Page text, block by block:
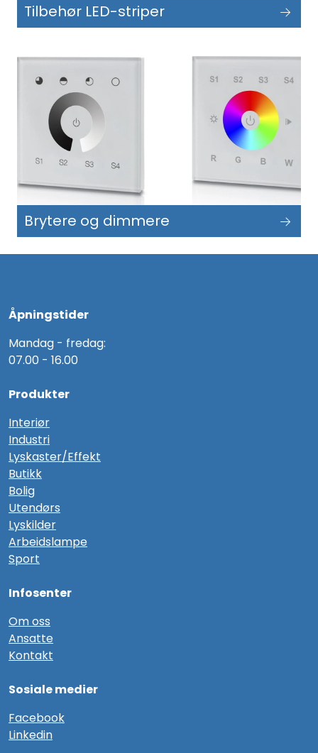
Tilbehør LED-striper
Brytere og dimmere
Åpningstider
Mandag - fredag:
07.00 - 16.00
Produkter
Interiør
Industri
Lyskaster/Effekt
Butikk
Bolig
Utendørs
Lyskilder
Arbeidslampe
Sport
Infosenter
Om oss
Ansatte
Kontakt
Sosiale medier
Facebook
Linkedin